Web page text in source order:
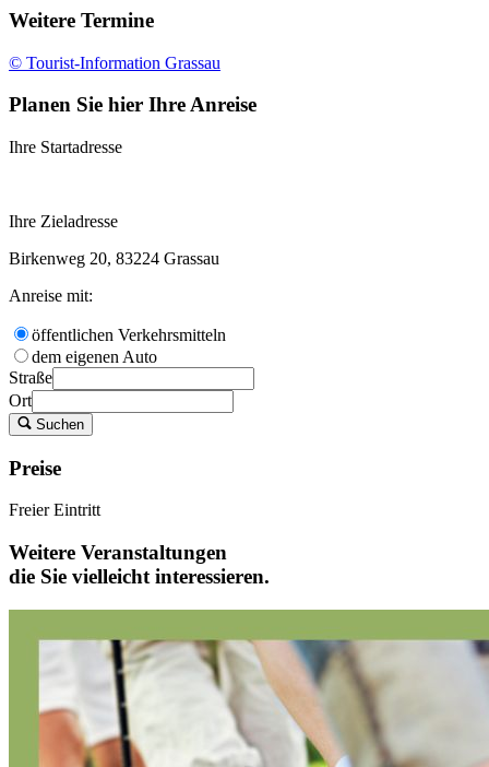
Weitere Termine
© Tourist-Information Grassau
Planen Sie hier Ihre Anreise
Ihre Startadresse
Ihre Zieladresse
Birkenweg 20, 83224 Grassau
Anreise mit:
öffentlichen Verkehrsmitteln
dem eigenen Auto
Straße
Ort
Suchen
Preise
Freier Eintritt
Weitere Veranstaltungen
die Sie vielleicht interessieren.